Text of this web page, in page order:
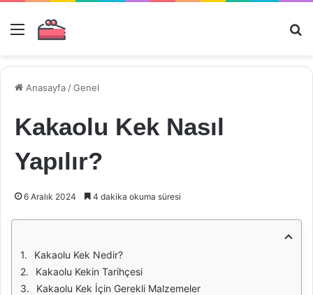
Menü
Anasayfa /Genel
Kakaolu Kek Nasıl
Yapılır?
6 Aralık 2024 4 dakika okuma süresi
Kakaolu Kek Nedir?
Kakaolu Kekin Tarihçesi
Kakaolu Kek İçin Gerekli Malzemeler